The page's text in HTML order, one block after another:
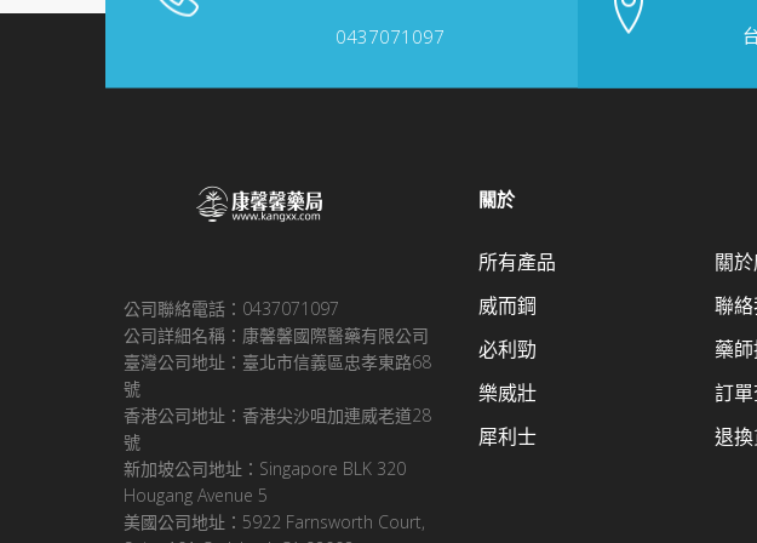
0437071097
公司聯絡電話：0437071097
公司詳細名稱：康馨馨國際醫藥有限公司
臺灣公司地址：臺北市信義區忠孝東路68
號
香港公司地址：香港尖沙咀加連威老道28
號
新加坡公司地址：Singapore BLK 320
Hougang Avenue 5
美國公司地址：5922 Farnsworth Court,
關於
所有產品
威而鋼
必利勁
樂威壯
犀利士
關
聯
藥
訂
退